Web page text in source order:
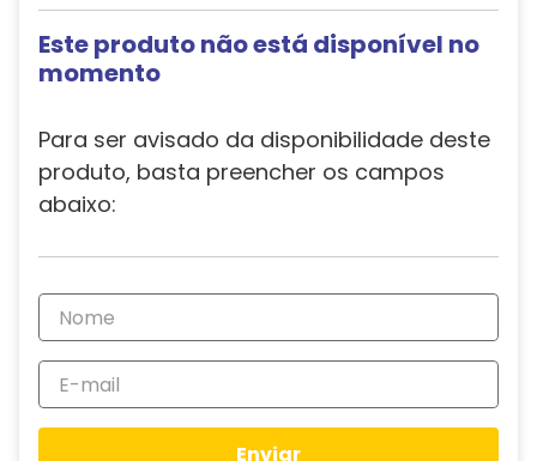
Este produto não está disponível no
momento
Para ser avisado da disponibilidade deste
produto, basta preencher os campos
abaixo:
Enviar